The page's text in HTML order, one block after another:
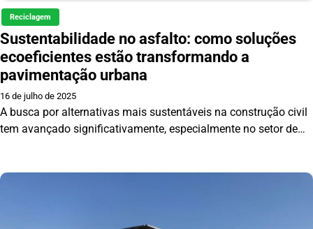
Reciclagem
Sustentabilidade no asfalto: como soluções
ecoeficientes estão transformando a
pavimentação urbana
16 de julho de 2025
A busca por alternativas mais sustentáveis na construção civil
tem avançado significativamente, especialmente no setor de…